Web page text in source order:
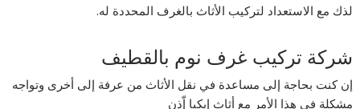
لذك مع الاستعداد لتركيب الأثاث بالغرف المحددة له.
شركة تركيب غرف نوم بالقطيف
إن كنت بحاجة إلى مساعدة في نقل الأثاث من عرفة إلى أخرى وتواجه
مشكلة في هذا الأمر مع أثاث إيكيا إّذن